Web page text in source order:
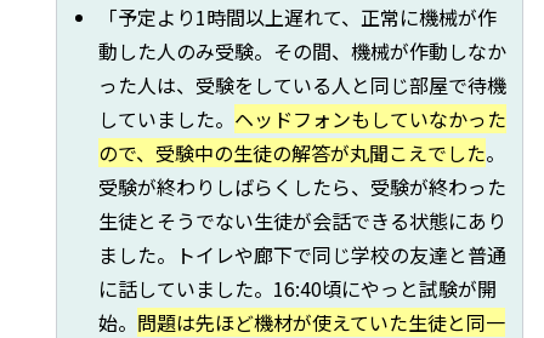
「予定より1時間以上遅れて、正常に機械が作
動した人のみ受験。その間、機械が作動しなか
った人は、受験をしている人と同じ部屋で待機
していました。 ヘッドフォンもしていなかった
ので、受験中の生徒の解答が丸聞こえでした。
受験が終わりしばらくしたら、受験が終わった
生徒とそうでない生徒が会話できる状態にあり
ました。トイレや廊下で同じ学校の友達と普通
に話していました。16:40頃にやっと試験が開
始。 問題は先ほど機材が使えていた生徒と同一